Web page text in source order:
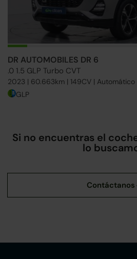
DR AUTOMOBILES DR 6
.0 1.5 GLP Turbo CVT
2023 | 60.663km | 149CV | Automático
GLP
Si no encuentras el
lo